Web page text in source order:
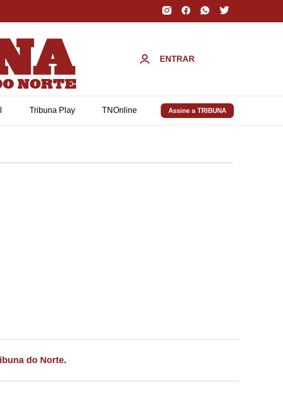
ENTRAR
Tribuna Play TNOnline Assine a TRIBUNA
do Norte.